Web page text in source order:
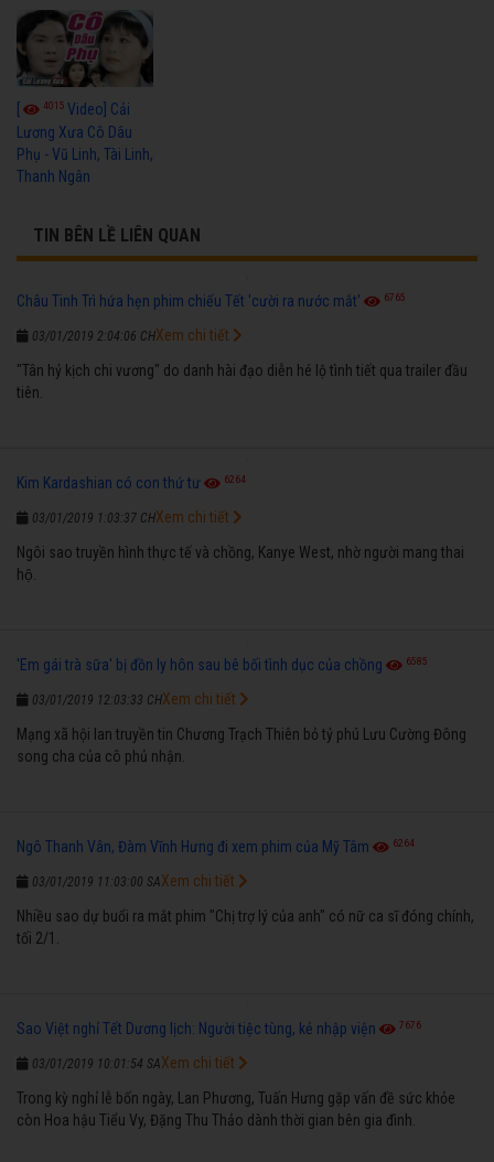
[ 4015 Video] Cải
Lương Xưa Cô Dâu
Phụ - Vũ Linh, Tài Linh,
Thanh Ngân
TIN BÊN LỀ LIÊN QUAN
Châu Tinh Trì hứa hẹn phim chiếu Tết 'cười ra nước mắt' 6765
03/01/2019 2:04:06 CH
"Tân hỷ kịch chi vương" do danh hài đạo diễn hé lộ tình tiết qua trailer đầu
tiên.
Xem chi tiết
Kim Kardashian có con thứ tư 6264
03/01/2019 1:03:37 CH
Ngôi sao truyền hình thực tế và chồng, Kanye West, nhờ người mang thai
hộ.
Xem chi tiết
'Em gái trà sữa' bị đồn ly hôn sau bê bối tình dục của chồng 6585
03/01/2019 12:03:33 CH
Mạng xã hội lan truyền tin Chương Trạch Thiên bỏ tỷ phú Lưu Cường Đông
song cha của cô phủ nhận.
Xem chi tiết
Ngô Thanh Vân, Đàm Vĩnh Hưng đi xem phim của Mỹ Tâm 6264
03/01/2019 11:03:00 SA
Nhiều sao dự buổi ra mắt phim "Chị trợ lý của anh" có nữ ca sĩ đóng chính,
tối 2/1.
Xem chi tiết
Sao Việt nghỉ Tết Dương lịch: Người tiệc tùng, kẻ nhập viện 7676
03/01/2019 10:01:54 SA
Trong kỳ nghỉ lễ bốn ngày, Lan Phương, Tuấn Hưng gặp vấn đề sức khỏe
còn Hoa hậu Tiểu Vy, Đặng Thu Thảo dành thời gian bên gia đình.
Xem chi tiết